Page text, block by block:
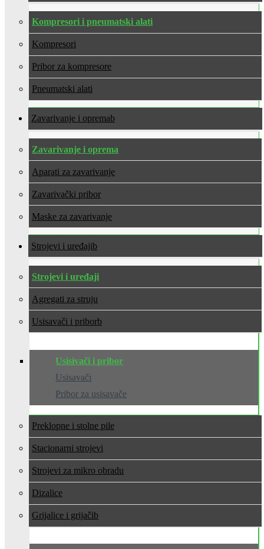
Kompresori i pneumatski alati
Kompresori
Pribor za kompresore
Pneumatski alati
Zavarivanje i oprema
Zavarivanje i oprema
Aparati za zavarivanje
Zavarivački pribor
Maske za zavarivanje
Strojevi i uređaji
Strojevi i uređaji
Agregati za struju
Usisavači i pribor
Usisivači i pribor
Usisavači
Pribor za usisavače
Preklopne i stolne pile
Stacionarni strojevi
Strojevi za mikro obradu
Dizalice
Grijalice i grijači